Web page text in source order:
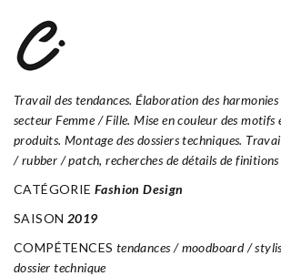
NABAIJI_2019
Travail des tendances. Élaboration des
secteur Femme / Fille. Mise en couleur des motifs
produits. Montage des dossiers techniques.
/ rubber / patch, recherches de détails de finitions
CATÉGORIE Fashion Design
SAISON 2019
COMPÉTENCES tendances / moodboard /
dossier technique